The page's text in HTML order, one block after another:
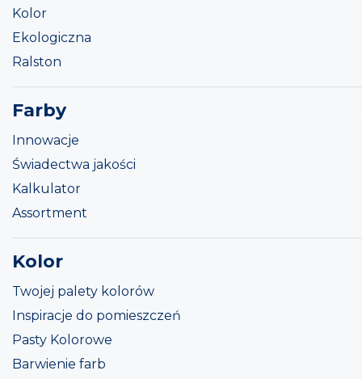
Kolor
Ekologiczna
Ralston
Farby
Innowacje
Świadectwa jakości
Kalkulator
Assortment
Kolor
Twojej palety kolorów
Inspiracje do pomieszczeń
Pasty Kolorowe
Barwienie farb